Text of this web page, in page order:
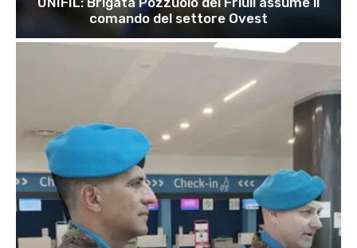
comando del settore Ovest